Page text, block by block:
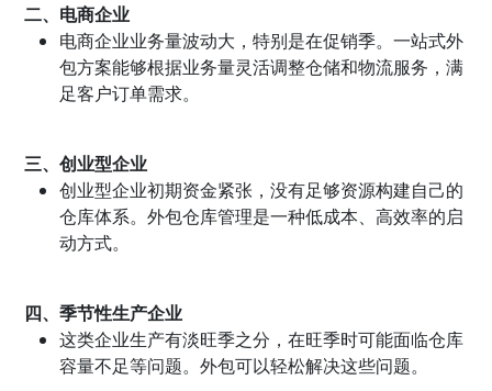
二、电商企业
电商企业业务量波动大，特别是在促销季。一站式外
包方案能够根据业务量灵活调整仓储和物流服务，满
足客户订单需求。
三、创业型企业
创业型企业初期资金紧张，没有足够资源构建自己的
仓库体系。外包仓库管理是一种低成本、高效率的启
动方式。
四、季节性生产企业
这类企业生产有淡旺季之分，在旺季时可能面临仓库
容量不足等问题。外包可以轻松解决这些问题。